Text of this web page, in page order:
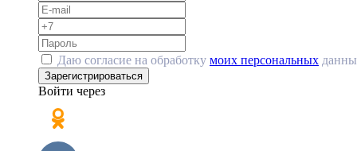
Даю согласие на обработку моих персональных
Зарегистрироваться
Войти через